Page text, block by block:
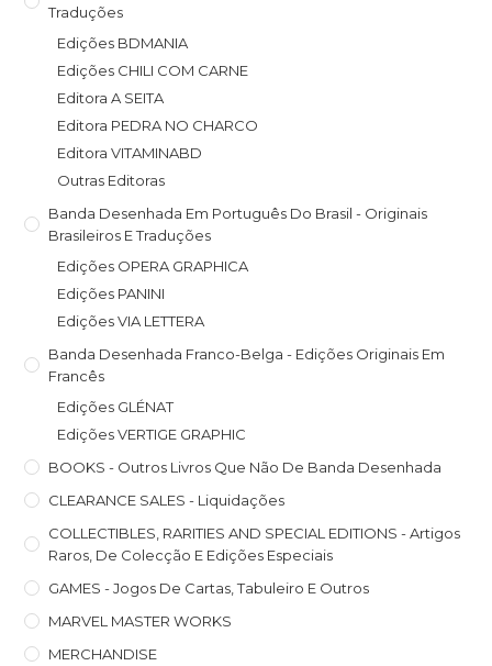
Traduções
Edições BDMANIA
Edições CHILI COM CARNE
Editora A SEITA
Editora PEDRA NO CHARCO
Editora VITAMINABD
Outras Editoras
Banda Desenhada Em Português Do Brasil - Originais
Brasileiros E Traduções
Edições OPERA GRAPHICA
Edições PANINI
Edições VIA LETTERA
Banda Desenhada Franco-Belga - Edições Originais Em
Francês
Edições GLÉNAT
Edições VERTIGE GRAPHIC
BOOKS - Outros Livros Que Não De Banda Desenhada
CLEARANCE SALES - Liquidações
COLLECTIBLES, RARITIES AND SPECIAL EDITIONS - Artigos
Raros, De Colecção E Edições Especiais
GAMES - Jogos De Cartas, Tabuleiro E Outros
MARVEL MASTER WORKS
MERCHANDISE